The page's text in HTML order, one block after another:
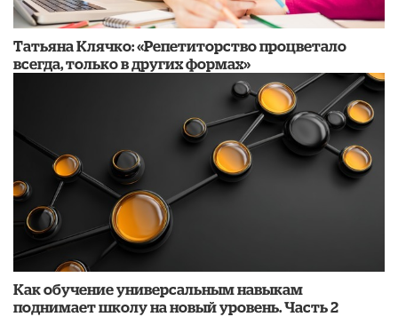
​Татьяна Клячко: «Репетиторство процветало
всегда, только в других формах»
​Как обучение универсальным навыкам
поднимает школу на новый уровень. Часть 2